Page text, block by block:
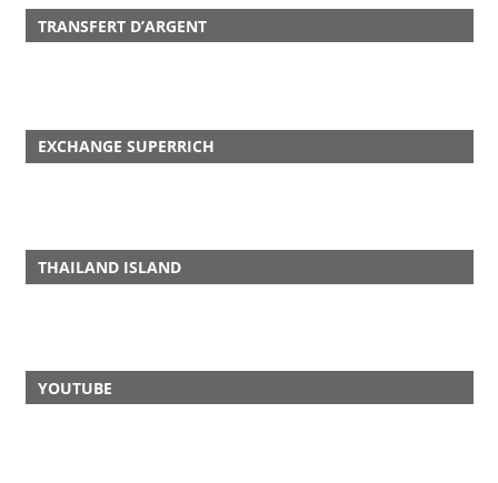
TRANSFERT D’ARGENT
EXCHANGE SUPERRICH
THAILAND ISLAND
YOUTUBE